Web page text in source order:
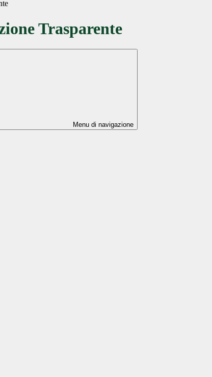
Trasparente
Menu di navigazione